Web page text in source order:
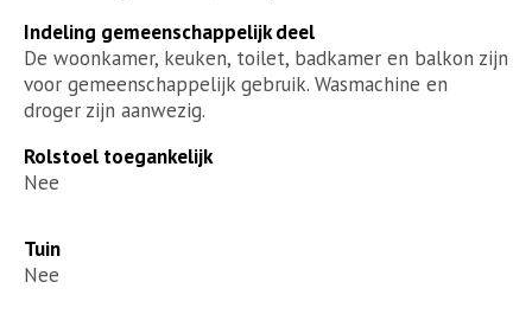
Indeling gemeenschappelijk deel
De woonkamer, keuken, toilet, badkamer en balkon zijn
voor gemeenschappelijk gebruik. Wasmachine en
droger zijn aanwezig.
Rolstoel toegankelijk
Nee
Tuin
Nee